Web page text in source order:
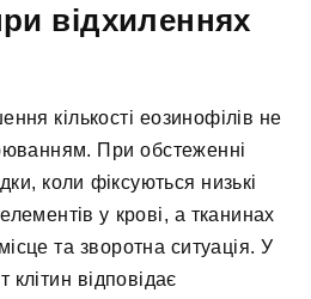
відхиленнях
кількості еозинофілів не
При обстеженні
коли фіксуються низькі
у крові, а тканинах
та зворотна ситуація. У
клітин відповідає